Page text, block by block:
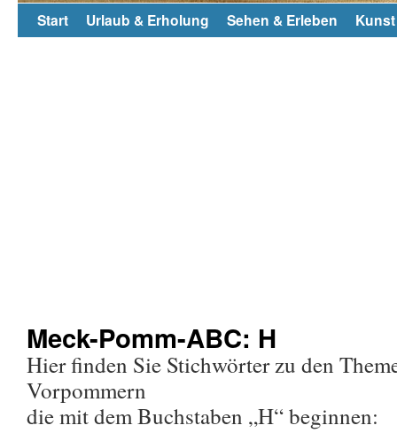
Start Urlaub & Erholung Sehen & Erleben
Meck-Pomm-ABC: H
Hier finden Sie Stichwörter zu den
Vorpommern
die mit dem Buchstaben „H“ beginnen: